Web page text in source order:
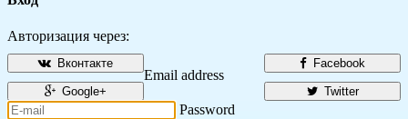
Авторизация через:
Facebook
Вконтакте
Twitter
Google+
Email address
Password